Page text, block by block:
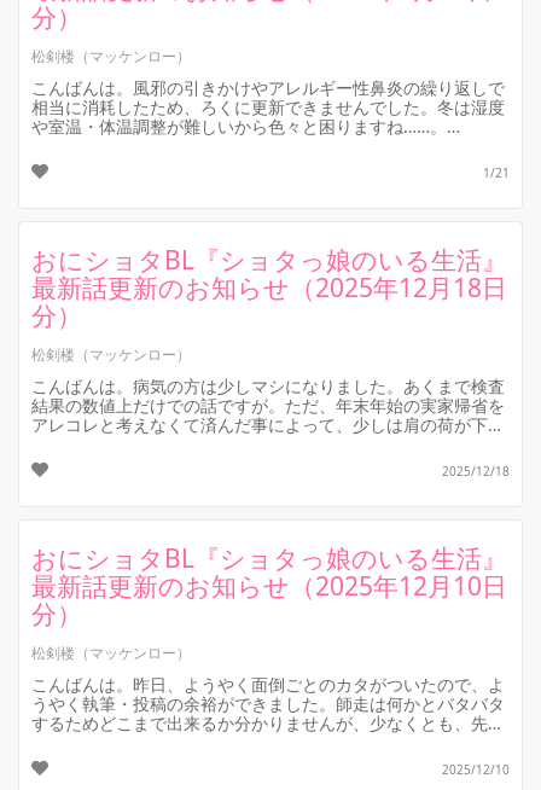
分）
松剣楼（マッケンロー）
こんばんは。風邪の引きかけやアレルギー性鼻炎の繰り返しで
相当に消耗したため、ろくに更新できませんでした。冬は湿度
や室温・体温調整が難しいから色々と困りますね……。
1/21
おにショタBL『ショタっ娘のいる生活』
最新話更新のお知らせ（2025年12月18日
分）
松剣楼（マッケンロー）
こんばんは。病気の方は少しマシになりました。あくまで検査
結果の数値上だけでの話ですが。ただ、年末年始の実家帰省を
アレコレと考えなくて済んだ事によって、少しは肩の荷が下り
さ...
2025/12/18
おにショタBL『ショタっ娘のいる生活』
最新話更新のお知らせ（2025年12月10日
分）
松剣楼（マッケンロー）
こんばんは。昨日、ようやく面倒ごとのカタがついたので、よ
うやく執筆・投稿の余裕ができました。師走は何かとバタバタ
するためどこまで出来るか分かりませんが、少なくとも、先月
2025/12/10